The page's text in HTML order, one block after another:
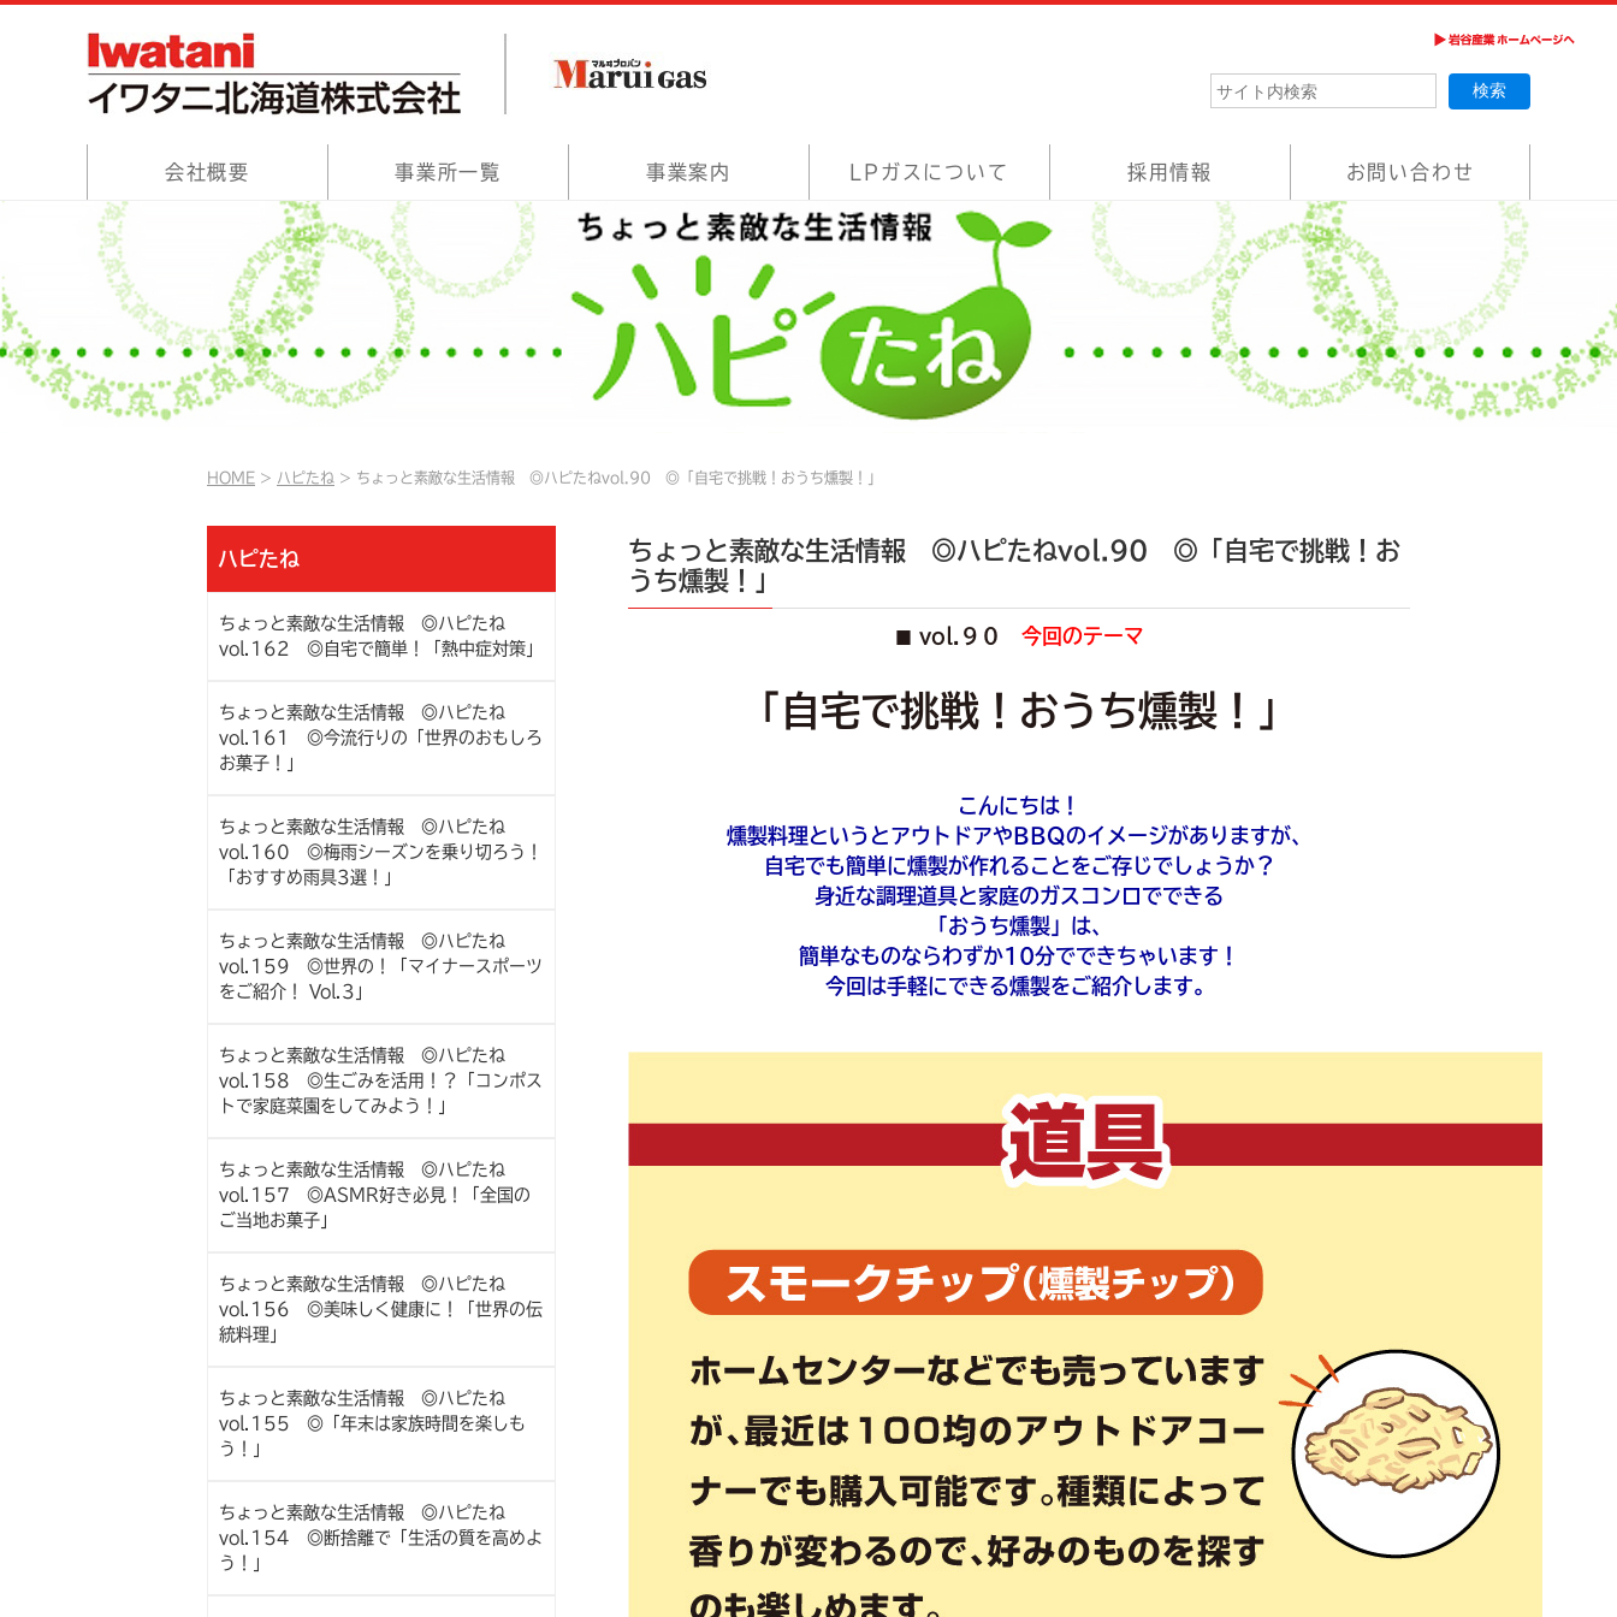
会社概要 事業所一覧 事業案内 LPガスについて 採用情報 お問い合わせ
HOME ハピたね ちょっと素敵な生活情報 ◎ハピたねvol.90 ◎「自宅で挑戦！おうち燻製！」
ハピたね
ちょっと素敵な生活情報 ◎ハピたね
vol.162 ◎自宅で簡単！「熱中症対策」
ちょっと素敵な生活情報 ◎ハピたね
vol.161 ◎今流行りの「世界のおもしろ
お菓子！」
ちょっと素敵な生活情報 ◎ハピたね
vol.160 ◎梅雨シーズンを乗り切ろう！
「おすすめ雨具3選！」
ちょっと素敵な生活情報 ◎ハピたね
vol.159 ◎世界の！「マイナースポーツ
をご紹介！ Vol.3」
ちょっと素敵な生活情報 ◎ハピたね
vol.158 ◎生ごみを活用！？「コンポス
トで家庭菜園をしてみよう！」
ちょっと素敵な生活情報 ◎ハピたね
vol.157 ◎ASMR好き必見！「全国の
ご当地お菓子」
ちょっと素敵な生活情報 ◎ハピたね
vol.156 ◎美味しく健康に！「世界の伝
統料理」
ちょっと素敵な生活情報 ◎ハピたね
vol.155 ◎「年末は家族時間を楽しも
う！」
ちょっと素敵な生活情報 ◎ハピたね
vol.154 ◎断捨離で「生活の質を高めよ
う！」
ちょっと素敵な生活情報 ◎ハピたねvol.90 ◎「自宅で挑戦！お
うち燻製！」
vol.９０ 今回のテーマ
「自宅で挑戦！おうち燻製！」
こんにちは！
燻製料理というとアウトドアやBBQのイメージがありますが、
自宅でも簡単に燻製が作れることをご存じでしょうか？
身近な調理道具と家庭のガスコンロでできる
「おうち燻製」は、
簡単なものならわずか10分でできちゃいます！
今回は手軽にできる燻製をご紹介します。